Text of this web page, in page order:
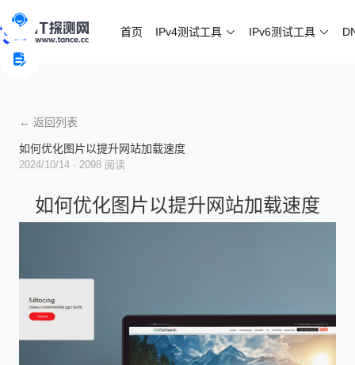
首页 IPv4测试工具 IPv6测试工具
← 返回列表
如何优化图片以提升网站加载速度
2024/10/14 · 2098 阅读
如何优化图片以提升网站加载速度